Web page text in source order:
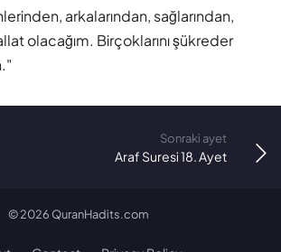
arkalarından, sağlarından,
olacağım. Birçoklarını şükreder
Sonraki ayet
Araf Suresi 18. Ayet
©2026 QuranHadits.com